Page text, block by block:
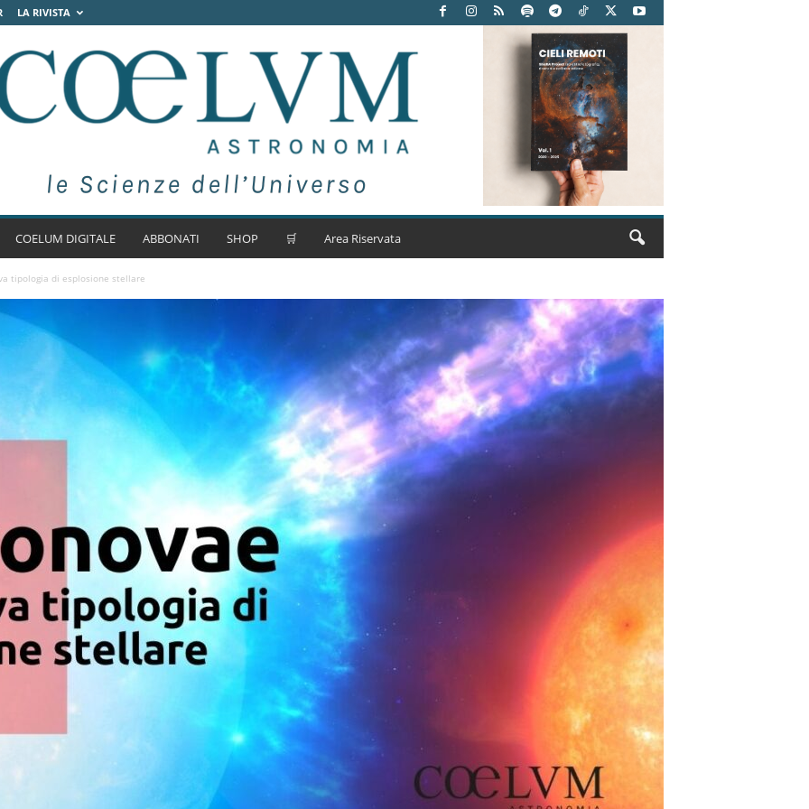
LA RIVISTA
COELUM DIGITALE ABBONATI SHOP 🛒 Area Riservata
tipologia di esplosione stellare